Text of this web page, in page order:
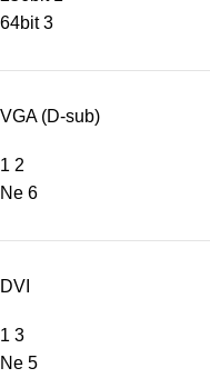
64bit 3
VGA (D-sub)
1 2
Ne 6
DVI
1 3
Ne 5